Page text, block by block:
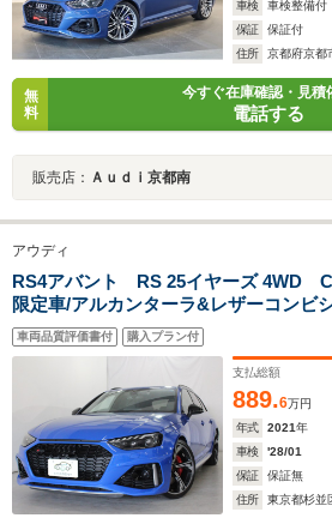
車検
車検整備付
保証
保証付
住所
京都府京都
無
料
今すぐ在庫確認・見積
電話する
販売店： Ａｕｄｉ京都南
アウディ
RS4アバント RS 25イヤーズ 4WD
限定車/アルカンターラ&レザーコンビ
シート/RSスポーツエキゾーストシステ
ティブパネルカーボン/カーボンエンジ
ウィンドウモール&ルーフレール
車両品質評価書付 購入プラン付
支払総額
889.6万円
年式
2021年
車検
'28/01
保証
保証無
住所
東京都杉並